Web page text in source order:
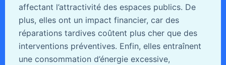
affectant l’attractivité des espaces publics. De
plus, elles ont un impact financier, car des
réparations tardives coûtent plus cher que des
interventions préventives. Enfin, elles entraînent
une consommation d’énergie excessive,